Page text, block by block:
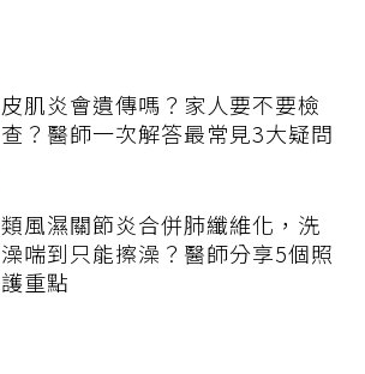
皮肌炎會遺傳嗎？家人要不要檢
查？醫師一次解答最常見3大疑問
類風濕關節炎合併肺纖維化，洗
澡喘到只能擦澡？醫師分享5個照
護重點